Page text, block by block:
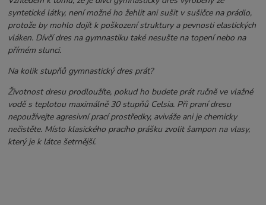
syntetické látky, není možné ho žehlit ani sušit v sušičce na prádlo,
protože by mohlo dojít k poškození struktury a pevnosti elastických
vláken. Dívčí dres na gymnastiku také nesušte na topení nebo na
přímém slunci.
Na kolik stupňů gymnastický dres prát?
Životnost dresu prodloužíte, pokud ho budete prát ručně ve vlažné
vodě s teplotou maximálně 30 stupňů Celsia. Při praní dresu
nepoužívejte agresivní prací prostředky, aviváže ani je chemicky
nečistěte. Místo klasického pracího prášku zvolit šampon na vlasy,
který je k látce šetrnější.